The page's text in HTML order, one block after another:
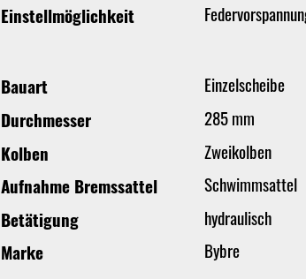
Einstellmöglichkeit
Bauart
Einzelscheibe
Durchmesser
285 mm
Kolben
Zweikolben
Aufnahme Bremssattel
Schwimmsattel
Betätigung
hydraulisch
Marke
Bybre